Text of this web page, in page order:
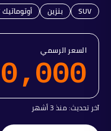
SUV بنزين أوتوماتيك 7 سرعات DCT
السعر الرسمي
آخر تحديث:منذ 3 أشهر